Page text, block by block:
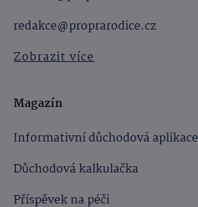
redakce@proprarodice.cz
Zobrazit více
Magazín
Informativní důchodová aplikace
Důchodová kalkulačka
Příspěvek na péči